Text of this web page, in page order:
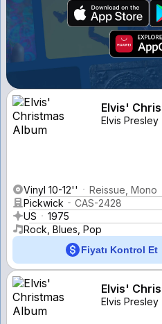
Elvis'
Elvis Presley
Vinyl 10-12''
Reissue, Mono
Pickwick
CAS-2428
US
1975
Rock, Blues, Pop
Fiyatı Kontrol Et
Elvis'
Elvis Presley